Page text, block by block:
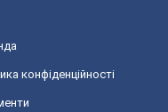
конфіденційності